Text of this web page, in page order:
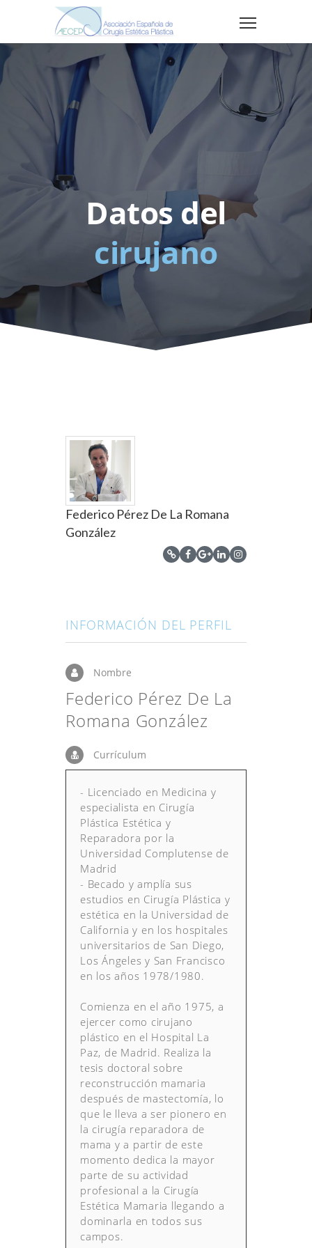
Datos del
cirujano
Federico Pérez De La Romana
González
INFORMACIÓN DEL PERFIL
Nombre
Federico Pérez De La
Romana González
Currículum
- Licenciado en Medicina y
especialista en Cirugía
Plástica Estética y
Reparadora por la
Universidad Complutense de
Madrid
- Becado y amplía sus
estudios en Cirugía Plástica y
estética en la Universidad de
California y en los hospitales
universitarios de San Diego,
Los Ángeles y San Francisco
en los años 1978/1980.
Comienza en el año 1975, a
ejercer como cirujano
plástico en el Hospital La
Paz, de Madrid. Realiza la
tesis doctoral sobre
reconstrucción mamaria
después de mastectomía, lo
que le lleva a ser pionero en
la cirugía reparadora de
mama y a partir de este
momento dedica la mayor
parte de su actividad
profesional a la Cirugía
Estética Mamaria llegando a
dominarla en todos sus
campos.